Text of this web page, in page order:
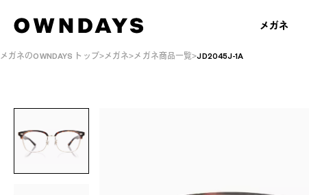
メガネ
メガネのOWNDAYS トップ メガネ メガネ商品一覧 JD2045J-1A